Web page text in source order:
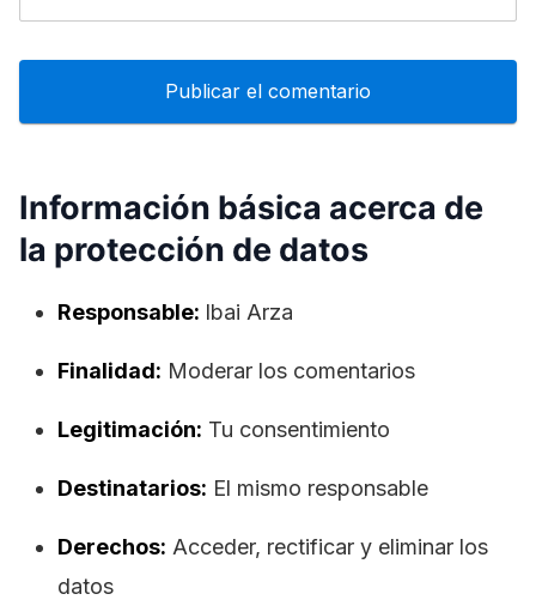
Información básica acerca de
la protección de datos
Responsable: lbai Arza
Finalidad: Moderar los comentarios
Legitimación: Tu consentimiento
Destinatarios: El mismo responsable
Derechos: Acceder, rectificar y eliminar los
datos